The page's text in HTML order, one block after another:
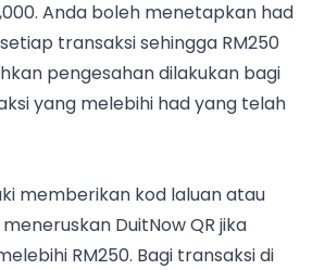
Anda boleh menetapkan had
transaksi sehingga RM250
pengesahan dilakukan bagi
yang melebihi had yang telah
memberikan kod laluan atau
DuitNow QR jika
RM250. Bagi transaksi di